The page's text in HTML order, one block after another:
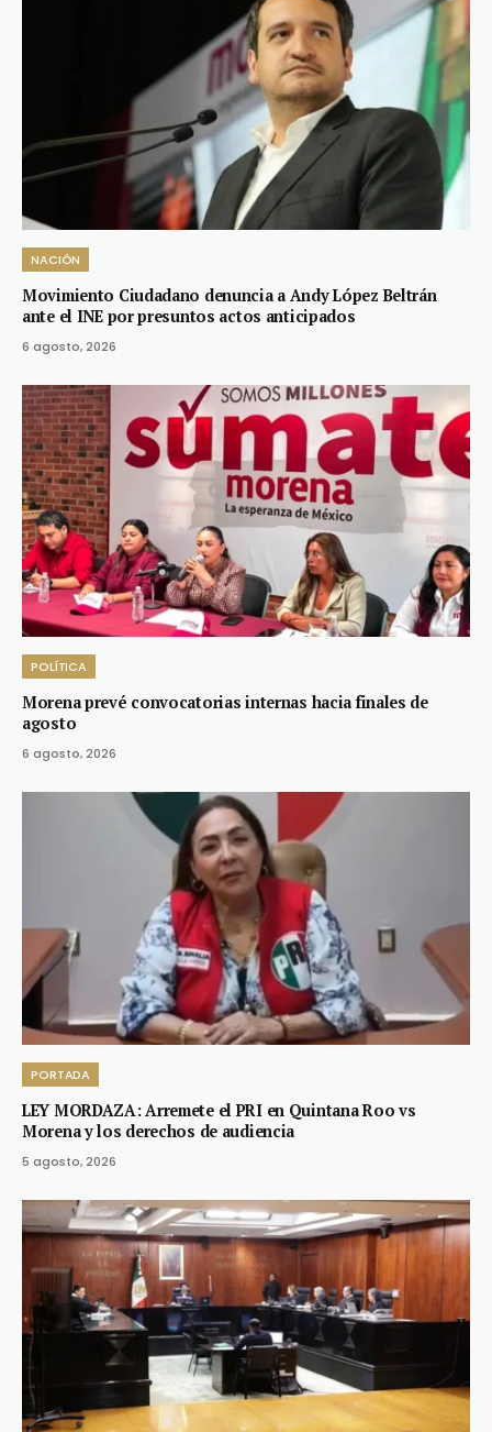
NACIÓN
Movimiento Ciudadano denuncia a Andy López Beltrán
ante el INE por presuntos actos anticipados
6 agosto, 2026
POLÍTICA
Morena prevé convocatorias internas hacia finales de
agosto
6 agosto, 2026
PORTADA
LEY MORDAZA: Arremete el PRI en Quintana Roo vs
Morena y los derechos de audiencia
5 agosto, 2026